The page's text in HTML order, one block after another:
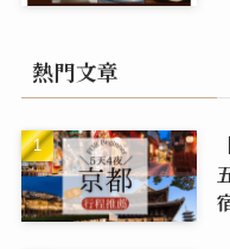
熱門文章